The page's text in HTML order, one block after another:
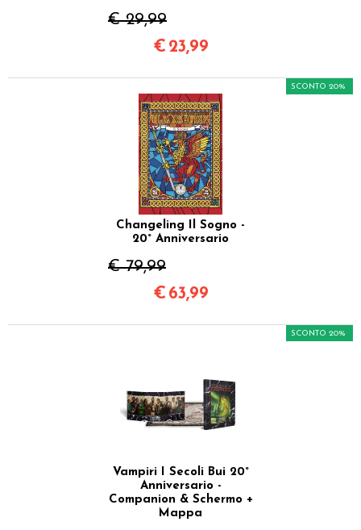
€ 29,99
€ 23,99
Changeling Il Sogno -
20° Anniversario
€ 79,99
SCONTO 20%
€ 63,99
Vampiri I Secoli Bui 20°
Anniversario -
Companion & Schermo +
Mappa
SCONTO 20%